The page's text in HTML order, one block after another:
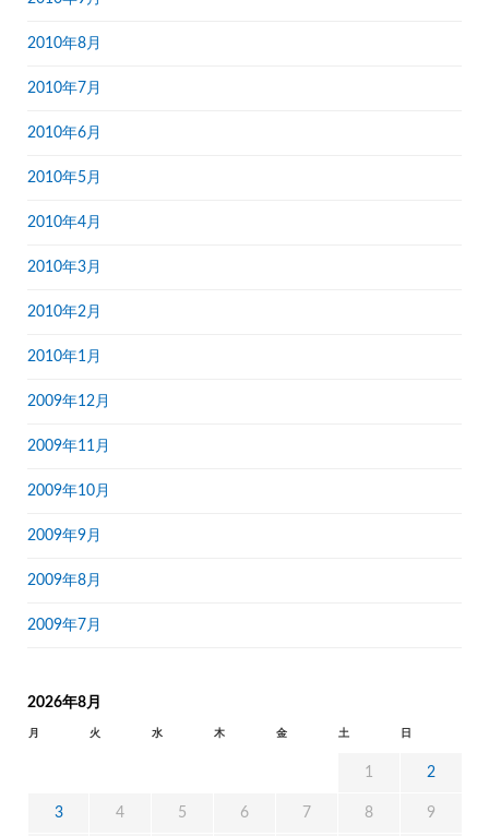
2010年8月
2010年7月
2010年6月
2010年5月
2010年4月
2010年3月
2010年2月
2010年1月
2009年12月
2009年11月
2009年10月
2009年9月
2009年8月
2009年7月
2026年8月
月 火 水 木 金 土 日
1 2
3 4 5 6 7 8 9